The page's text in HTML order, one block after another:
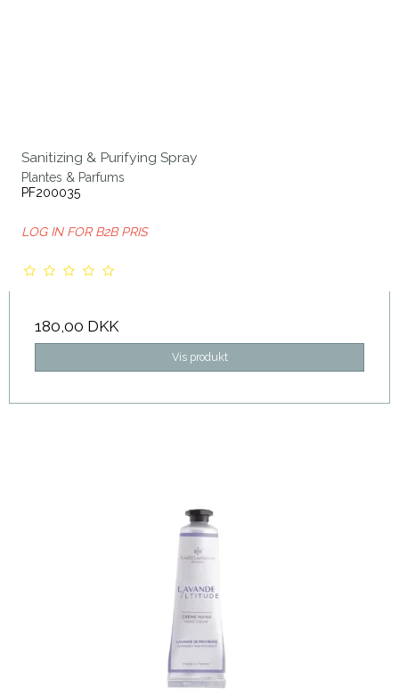
Sanitizing & Purifying Spray
Plantes & Parfums
PF200035
LOG IN FOR B2B PRIS
180,00 DKK
Vis produkt